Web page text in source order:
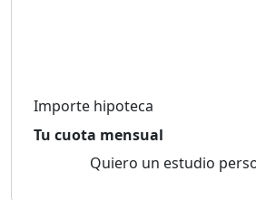
Importe hipoteca
Tu cuota mensual
Quiero un estudio